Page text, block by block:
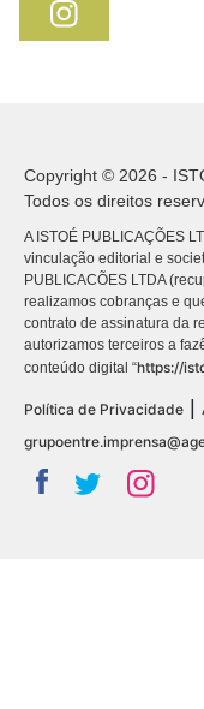
Copyright © 2026 -
Todos os direitos
A ISTOÉ PUBLICAÇÕES
vinculação editorial e
PUBLICACÕES LTDA
realizamos cobranças e
contrato de assinatura da
autorizamos terceiros a
conteúdo digital “https://
Política de Privacidade |